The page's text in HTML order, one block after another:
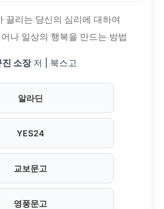
끌리는 당신의 심리에 대하여
나 일상의 행복을 만드는 방법
진 소장저 | 북스고
알라딘
YES24
교보문고
영풍문고